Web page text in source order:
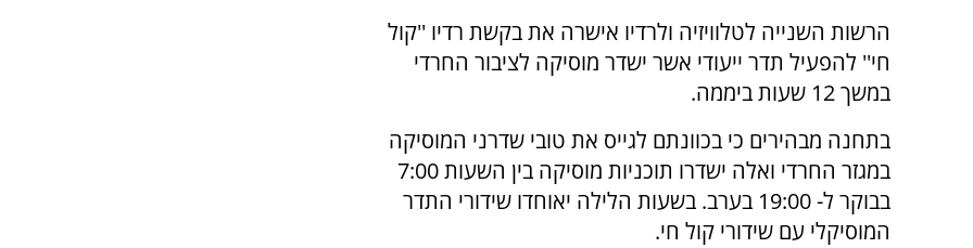
הרשות השנייה לטלוויזיה ולרדיו אישרה את בקשת רדיו ''קול
חי'' להפעיל תדר ייעודי אשר ישדר מוסיקה לציבור החרדי
במשך 12 שעות ביממה.
בתחנה מבהירים כי בכוונתם לגייס את טובי שדרני המוסיקה
במגזר החרדי ואלה ישדרו תוכניות מוסיקה בין השעות 7:00
בבוקר ל- 19:00 בערב. בשעות הלילה יאוחדו שידורי התדר
המוסיקלי עם שידורי קול חי.